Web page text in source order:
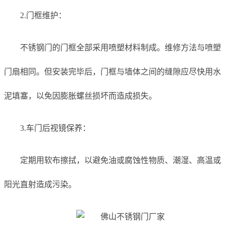
2.门框维护：
不锈钢门的门框全部采用喷塑材料制成。维修方法与喷塑
门扇相同。但安装完毕后，门框与墙体之间的缝隙应尽快用水
泥填塞，以免因膨胀螺丝损坏而造成损失。
3.车门后视镜保养：
定期用软布擦拭，以避免油或腐蚀性物质、潮湿、高温或
阳光直射造成污染。